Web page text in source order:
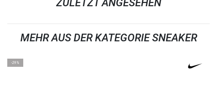
ZULETZT ANGESEHEN
MEHR AUS DER KATEGORIE SNEAKER
-29%